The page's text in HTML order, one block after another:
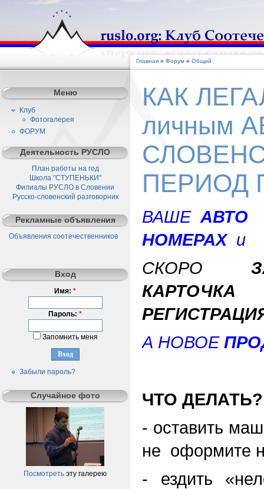
Главная » Форум » Общий
КАК
личным
ПЕРИОД
ВАШЕАВТО
НОМЕРАХи
СКОРО
КАРТОЧКА
А НОВОЕ
ЧТО ДЕЛАТЬ?
- оставить
не оформите
- ездить
Меню
Клуб
Фотогалерея
ФОРУМ
Деятельность РУСЛО
План работы на год
Школа "СТУПЕНЬКИ"
Филиалы РУСЛО в Словении
Русско-словенский разговорник
Рекламные объявления
Объявления соотечественников
Вход
Имя: *
Пароль: *
Запомнить меня
Забыли пароль?
Случайное фото
Посмотреть эту галерею